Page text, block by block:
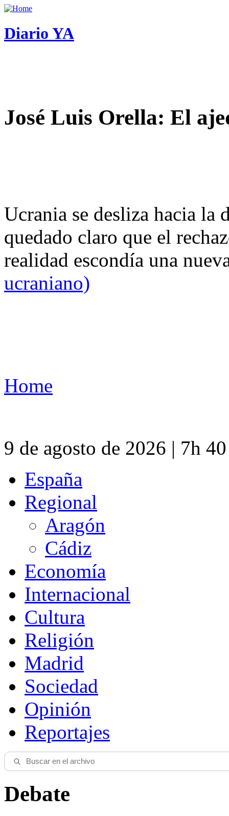
Diario YA
José Luis Orella: El
Ucrania se desliza hacia
quedado claro que el
realidad escondía una
ucraniano)
Home
9 de agosto de 2026 | 7h
España
Regional
Aragón
Cádiz
Economía
Internacional
Cultura
Religión
Madrid
Sociedad
Opinión
Reportajes
Debate